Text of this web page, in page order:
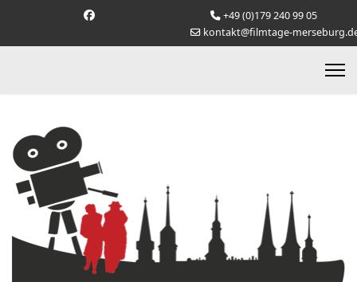
+49 (0)179 240 99 05
kontakt@filmtage-